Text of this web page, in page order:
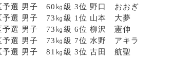
予選 男子 60㎏級 3位 野口 おおぎ
予選 男子 73㎏級 1位 山本 大夢
予選 男子 73㎏級 6位 柳沢 憲伸
予選 男子 73㎏級 7位 水野 アキラ
予選 男子 81㎏級 3位 古田 航聖